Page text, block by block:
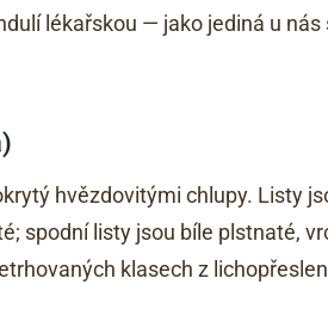
lékařskou — jako jediná u
hvězdovitými chlupy. Listy
spodní listy jsou bíle plstnaté,
klasech z